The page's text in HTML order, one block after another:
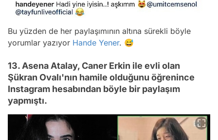
Bu yüzden de her paylaşımının altına sürekli böyle
yorumlar yazıyor Hande Yener. 😅
13. Asena Atalay, Caner Erkin ile evli olan
Şükran Ovalı'nın hamile olduğunu öğrenince
Instagram hesabından böyle bir paylaşım
yapmıştı.